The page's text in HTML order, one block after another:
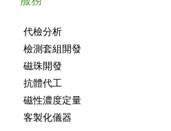
代檢分析
檢測套組開發
磁珠開發
抗體代工
磁性濃度定量
客製化儀器